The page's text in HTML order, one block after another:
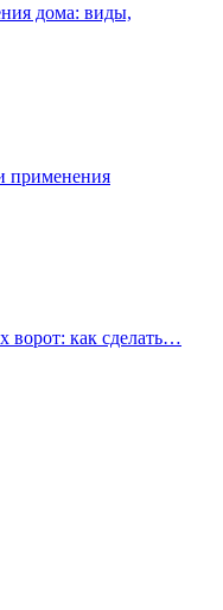
дома: виды,
применения
ворот: как сделать…